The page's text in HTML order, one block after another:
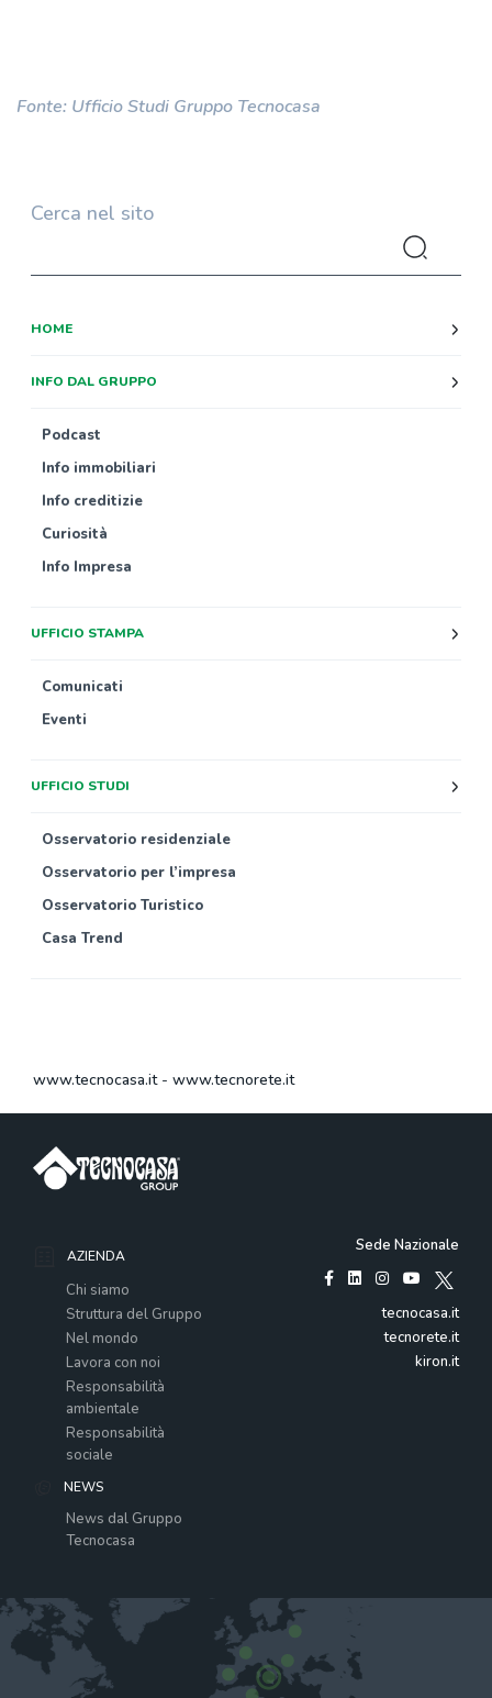
Fonte: Ufficio Studi Gruppo Tecnocasa
Cerca nel sito
HOME
INFO DAL GRUPPO
Podcast
Info immobiliari
Info creditizie
Curiosità
Info Impresa
UFFICIO STAMPA
Comunicati
Eventi
UFFICIO STUDI
Osservatorio residenziale
Osservatorio per l’impresa
Osservatorio Turistico
Casa Trend
www.tecnocasa.it- www.tecnorete.it
AZIENDA
Chi siamo
Struttura del Gruppo
Nel mondo
Lavora con noi
Responsabilità
ambientale
Responsabilità
sociale
NEWS
News dal Gruppo
Tecnocasa
Sede Nazionale
tecnocasa.it
tecnorete.it
kiron.it